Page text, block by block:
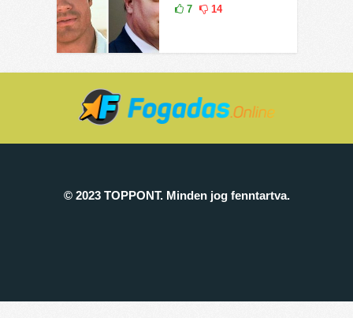
7 14
© 2023 TOPPONT. Minden jog fenntartva.